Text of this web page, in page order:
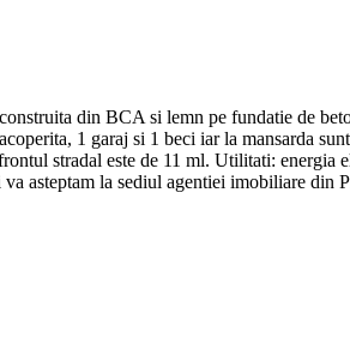
din BCA si lemn pe fundatie de
1 garaj si 1 beci iar la mansarda
stradal este de 11 ml. Utilitati: energia
asteptam la sediul agentiei imobiliare din